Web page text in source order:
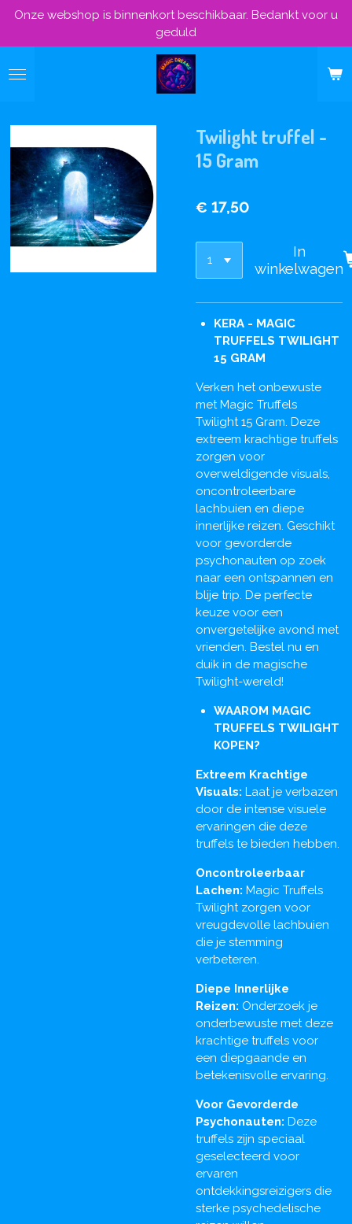
Ga
naar
de
Onze webshop is binnenkort beschikbaar. Bedankt voor u
geduld
Twilight truffel -
15 Gram
€ 17,50
In
winkelwagen
KERA - MAGIC
TRUFFELS TWILIGHT
15 GRAM
Verken het onbewuste
met Magic Truffels
Twilight 15 Gram. Deze
extreem krachtige truffels
zorgen voor
overweldigende visuals,
oncontroleerbare
lachbuien en diepe
innerlijke reizen. Geschikt
voor gevorderde
psychonauten op zoek
naar een ontspannen en
blije trip. De perfecte
keuze voor een
onvergetelijke avond met
vrienden. Bestel nu en
duik in de magische
Twilight-wereld!
WAAROM MAGIC
TRUFFELS TWILIGHT
KOPEN?
Extreem Krachtige
Visuals: Laat je verbazen
door de intense visuele
ervaringen die deze
truffels te bieden hebben.
Oncontroleerbaar
Lachen: Magic Truffels
Twilight zorgen voor
vreugdevolle lachbuien
die je stemming
verbeteren.
Diepe Innerlijke
Reizen: Onderzoek je
onderbewuste met deze
krachtige truffels voor
een diepgaande en
betekenisvolle ervaring.
Voor Gevorderde
Psychonauten: Deze
truffels zijn speciaal
geselecteerd voor
ervaren
ontdekkingsreizigers die
sterke psychedelische